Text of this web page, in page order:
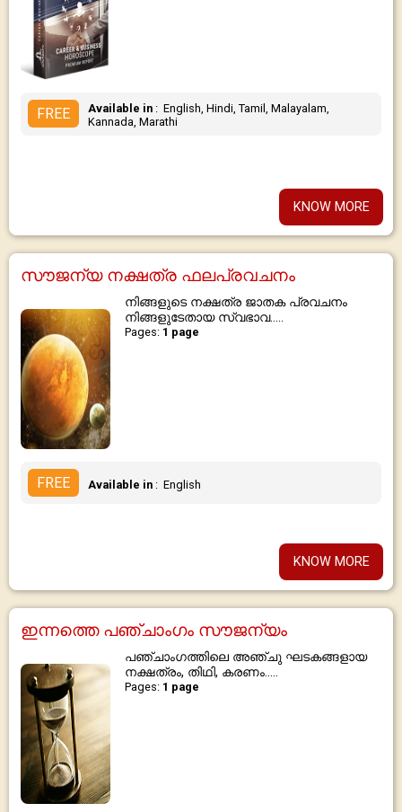
FREE Available in : English, Hindi, Tamil, Malayalam,
Kannada, Marathi
KNOW MORE
സൗജന്യ നക്ഷത്ര ഫലപ്രവചനം
നിങ്ങളുടെ നക്ഷത്ര ജാതക പ്രവചനം
നിങ്ങളുടേതായ സ്വഭാവ.....
Pages: 1 page
FREE Available in : English
KNOW MORE
ഇന്നത്തെ പഞ്ചാംഗം സൗജന്യം
പഞ്ചാംഗത്തിലെ അഞ്ചു ഘടകങ്ങളായ
നക്ഷത്രം, തിഥി, കരണം.....
Pages: 1 page